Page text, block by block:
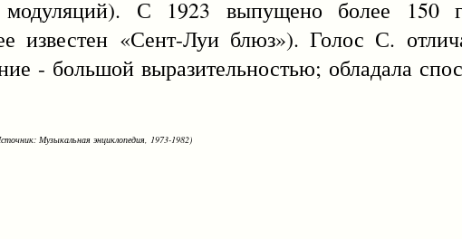
модуляций). С 1923 выпущено более 150
известен «Сент-Луи блюз»). Голос С.
- большой выразительностью; обладала
Музыкальная энциклопедия, 1973-1982)